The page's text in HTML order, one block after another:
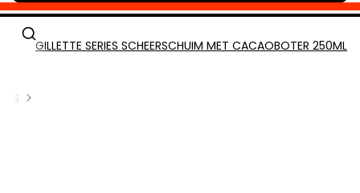
GILLETTE SERIES SCHEERSCHUIM MET CACAOBOTER 250ML